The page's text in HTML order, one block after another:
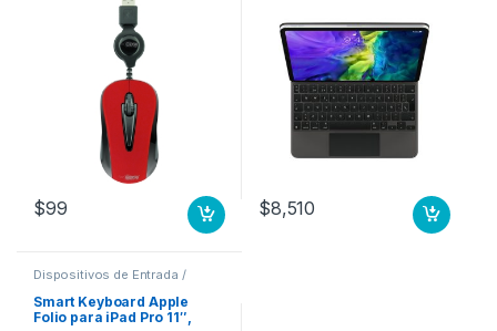
$99
GENERACIóN ESP (MX)
$8,510
Dispositivos de Entrada /
Salida
Smart Keyboard Apple
Folio para iPad Pro 11″,